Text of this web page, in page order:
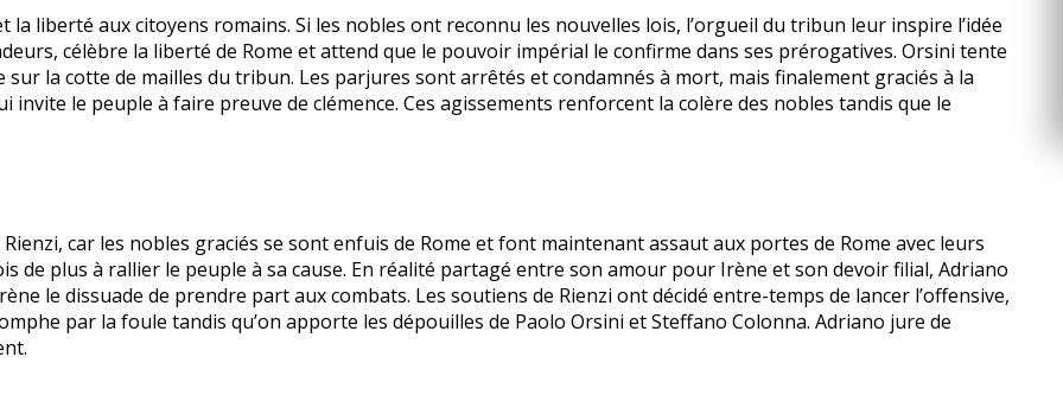
liberté aux citoyens romains. Si les nobles ont reconnu les nouvelles lois, l’orgueil du tribun leur inspire l’idée
célèbre la liberté de Rome et attend que le pouvoir impérial le confirme dans ses prérogatives. Orsini tente
la cotte de mailles du tribun. Les parjures sont arrêtés et condamnés à mort, mais finalement graciés à la
invite le peuple à faire preuve de clémence. Ces agissements renforcent la colère des nobles tandis que le
car les nobles graciés se sont enfuis de Rome et font maintenant assaut aux portes de Rome avec leurs
de plus à rallier le peuple à sa cause. En réalité partagé entre son amour pour Irène et son devoir filial, Adriano
le dissuade de prendre part aux combats. Les soutiens de Rienzi ont décidé entre-temps de lancer l’offensive,
par la foule tandis qu’on apporte les dépouilles de Paolo Orsini et Steffano Colonna. Adriano jure de